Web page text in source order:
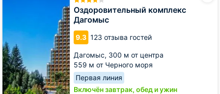
Оздоровительный комплекс
Дагомыс
9.3 123 отзыва гостей
Дагомыс, 300 м от центра
559 м от Черного моря
Первая линия
Включён завтрак, обед и ужин